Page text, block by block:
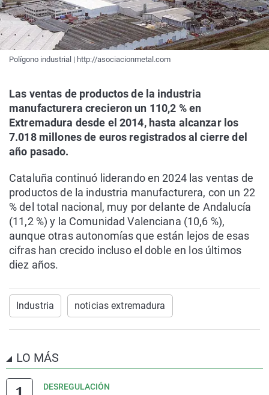
Polígono industrial | http://asociacionmetal.com
Las ventas de productos de la industria
manufacturera crecieron un 110,2 % en
Extremadura desde el 2014, hasta alcanzar los
7.018 millones de euros registrados al cierre del
año pasado.
Cataluña continuó liderando en 2024 las ventas de
productos de la industria manufacturera, con un 22
% del total nacional, muy por delante de Andalucía
(11,2 %) y la Comunidad Valenciana (10,6 %),
aunque otras autonomías que están lejos de esas
cifras han crecido incluso el doble en los últimos
diez años.
Industria noticias extremadura
LO MÁS
DESREGULACIÓN